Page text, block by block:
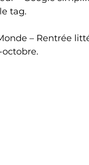
tag.
– Rentrée